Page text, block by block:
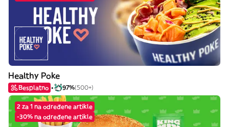
Healthy Poke
Besplatno 97%(500+)
2 za 1 na određene artikle
-30% na određene artikle